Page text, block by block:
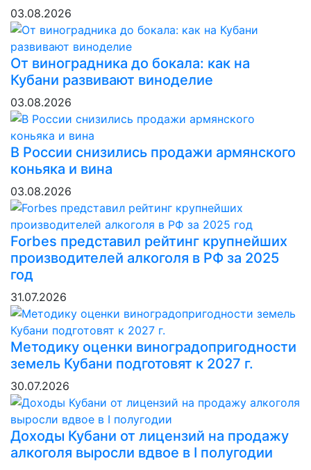
03.08.2026
От виноградника до бокала: как на
Кубани развивают виноделие
03.08.2026
В России снизились продажи армянского
коньяка и вина
03.08.2026
Forbes представил рейтинг крупнейших
производителей алкоголя в РФ за 2025
год
31.07.2026
Методику оценки виноградопригодности
земель Кубани подготовят к 2027 г.
30.07.2026
Доходы Кубани от лицензий на продажу
алкоголя выросли вдвое в I полугодии